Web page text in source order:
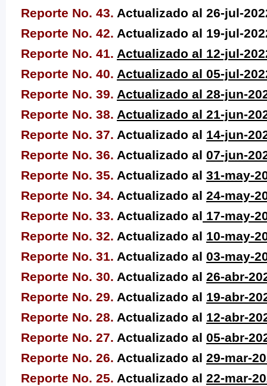
Reporte No. 43. Actualizado al 26-jul-
Reporte No. 42. Actualizado al 19-jul-
Reporte No. 41. Actualizado al 12-jul-
Reporte No. 40. Actualizado al 05-jul-
Reporte No. 39. Actualizado al 28-jun-
Reporte No. 38. Actualizado al 21-jun-
Reporte No. 37. Actualizado al 14-jun-
Reporte No. 36. Actualizado al 07-jun-
Reporte No. 35. Actualizado al 31-may-
Reporte No. 34. Actualizado al 24-may-
Reporte No. 33. Actualizado al 17-may-
Reporte No. 32. Actualizado al 10-may-
Reporte No. 31. Actualizado al 03-may-
Reporte No. 30. Actualizado al 26-abr-
Reporte No. 29. Actualizado al 19-abr-
Reporte No. 28. Actualizado al 12-abr-
Reporte No. 27. Actualizado al 05-abr-
Reporte No. 26. Actualizado al 29-mar-
Reporte No. 25. Actualizado al 22-mar-